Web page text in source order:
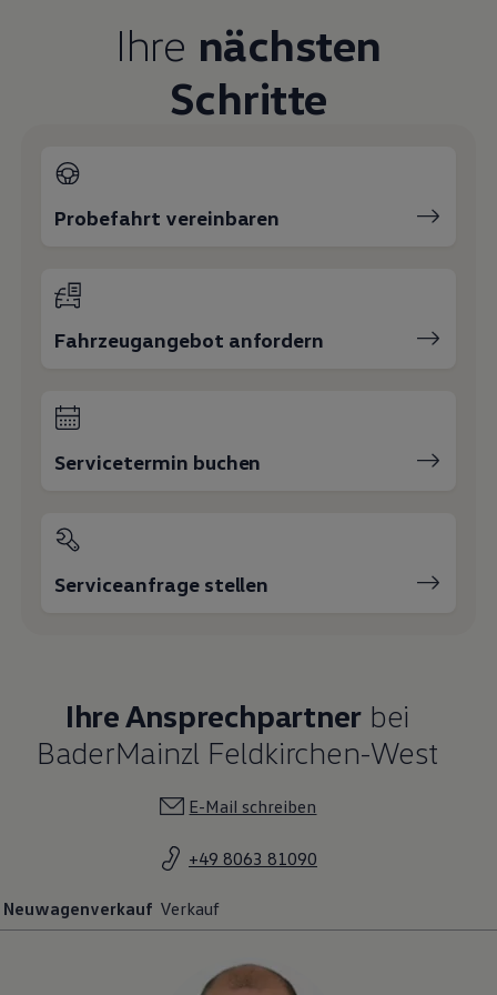
Lifestyle
Transport
Familie
Elektromobilität
Volkswagen R
Ihre nächsten
Schritte
Probefahrt vereinbaren
Fahrzeugangebot anfordern
Servicetermin buchen
Serviceanfrage stellen
Ihre Ansprechpartner bei
BaderMainzl Feldkirchen-West
E-Mail schreiben
+49 8063 81090
Neuwagenverkauf Verkauf